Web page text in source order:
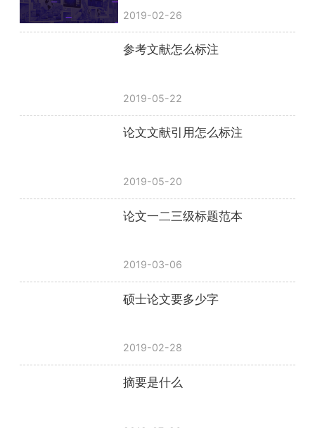
2019-02-26
参考文献怎么标注
2019-05-22
论文文献引用怎么标注
2019-05-20
论文一二三级标题范本
2019-03-06
硕士论文要多少字
2019-02-28
摘要是什么